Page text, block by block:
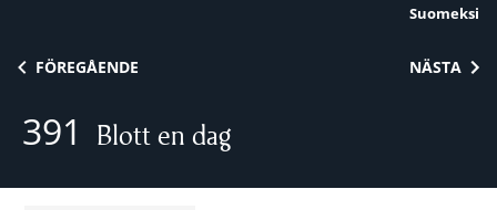
Suomeksi
FÖREGÅENDE NÄSTA
391 Blott en dag